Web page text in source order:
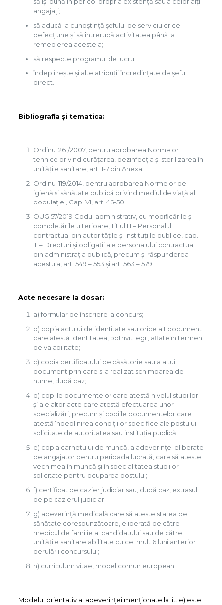
angajaţi;
să aducǎ la cunoştinţă șefului de serviciu orice
defecţiune şi sǎ întrerupǎ activitatea până la
remedierea acesteia;
să respecte programul de lucru;
îndeplinește și alte atribuții încredințate de șeful
direct.
Bibliografia și tematica:
Ordinul 261/2007, pentru aprobarea Normelor
tehnice privind curăţarea, dezinfecţia şi sterilizarea în
unităţile sanitare, art. 1-7 din Anexa 1
Ordinul 119/2014, pentru aprobarea Normelor de
igienă şi sănătate publică privind mediul de viaţă al
populaţiei, Cap. VI, art. 46-50
OUG 57/2019 Codul administrativ, cu modificările și
completările ulterioare, Titlul III – Personalul
contractual din autorităţile şi instituţiile publice, cap.
III – Drepturi și obligații ale personalului contractual
din administrația publică, precum și răspunderea
acestuia, art. 549 – 553 și art. 563 – 579
Acte necesare la dosar:
a) formular de înscriere la concurs;
b) copia actului de identitate sau orice alt document
care atestă identitatea, potrivit legii, aflate în termen
de valabilitate;
c) copia certificatului de căsătorie sau a altui
document prin care s-a realizat schimbarea de
nume, după caz;
d) copiile documentelor care atestă nivelul studiilor
şi ale altor acte care atestă efectuarea unor
specializări, precum şi copiile documentelor care
atestă îndeplinirea condiţiilor specifice ale postului
solicitate de autoritatea sau instituţia publică;
e) copia carnetului de muncă, a adeverinţei eliberate
de angajator pentru perioada lucrată, care să ateste
vechimea în muncă şi în specialitatea studiilor
solicitate pentru ocuparea postului;
f) certificat de cazier judiciar sau, după caz, extrasul
de pe cazierul judiciar;
g) adeverinţă medicală care să ateste starea de
sănătate corespunzătoare, eliberată de către
medicul de familie al candidatului sau de către
unităţile sanitare abilitate cu cel mult 6 luni anterior
derulării concursului;
h) curriculum vitae, model comun european.
Modelul orientativ al adeverinţei menţionate la lit. e) este